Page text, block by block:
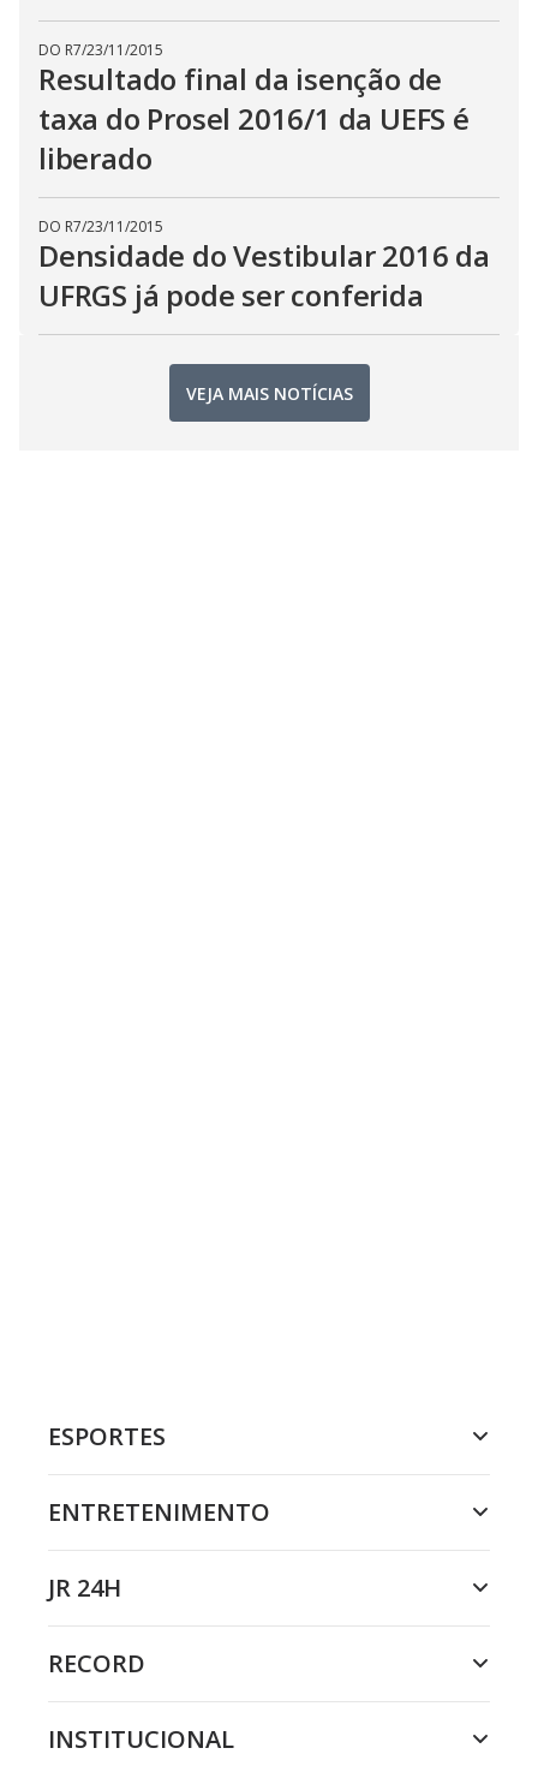
DO R7/23/11/2015
Resultado final da isenção de
taxa do Prosel 2016/1 da UEFS é
liberado
DO R7/23/11/2015
Densidade do Vestibular 2016 da
UFRGS já pode ser conferida
VEJA MAIS NOTÍCIAS
ESPORTES
ENTRETENIMENTO
JR 24H
RECORD
INSTITUCIONAL